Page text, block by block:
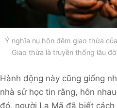
Ý nghĩa nụ hôn đêm giao thừa
Giao thừa là truyền thống lâu
Hành động này cũng giống
nhà sử học tin rằng, hôn
đó, người La Mã đã biết